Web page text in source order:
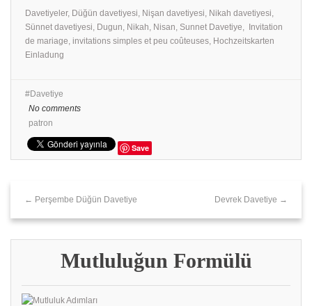
Davetiyeler, Düğün davetiyesi, Nişan davetiyesi, Nikah davetiyesi,
Sünnet davetiyesi, Dugun, Nikah, Nisan, Sunnet Davetiye, Invitation
de mariage, invitations simples et peu coûteuses, Hochzeitskarten
Einladung
Davetiye
No comments
patron
Save
← Perşembe Düğün Davetiye Devrek Davetiye →
Mutluluğun Formülü